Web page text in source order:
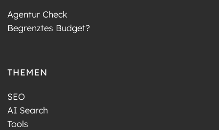
Agentur Check
Begrenztes Budget?
THEMEN
SEO
AI Search
Tools